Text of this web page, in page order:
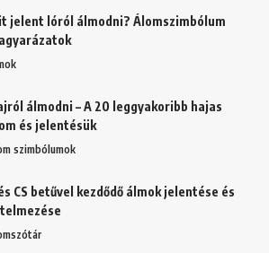
jelent lóról álmodni? Álomszimbólum
álmodni – A 20 leggyakoribb hajas
és jelentésük
szimbólumok
CS betűvel kezdődő álmok jelentése és